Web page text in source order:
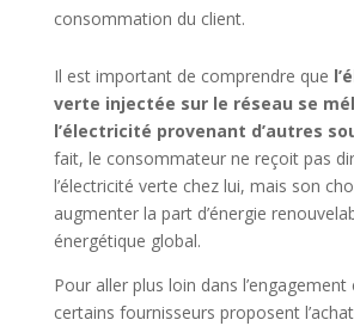
consommation du client.
Il est important de comprendre que
verte injectée sur le réseau se
l’électricité provenant d’autres
fait, le consommateur ne reçoit pas
l’électricité verte chez lui, mais son
augmenter la part d’énergie
énergétique global.
Pour aller plus loin dans
certains fournisseurs proposent